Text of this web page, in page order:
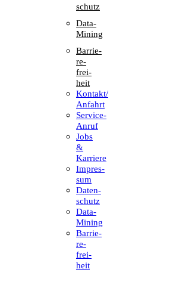
schutz
Data-
Mining
Barrie­
re­
frei­
heit
Kontakt/​​
Anfahrt
Service-
Anruf
Jobs
&
Karriere
Impres­
sum
Daten­
schutz
Data-
Mining
Barrie­
re­
frei­
heit